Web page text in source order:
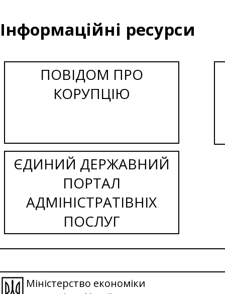
Інформаційні ресурси
ПОВІДОМ ПРО
КОРУПЦІЮ
ЄДИНИЙ ДЕРЖАВНИЙ
ПОРТАЛ
АДМІНІСТРАТІВНІХ
ПОСЛУГ
Міністерство економіки